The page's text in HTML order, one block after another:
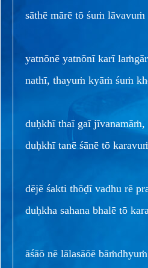
sāthē mārē tō śuṁ
yatnōnē yatnōnī karī
nathī, thayuṁ kyāṁ śuṁ
duḥkhī thaī gaī jīvanamāṁ,
duḥkhī tanē śānē tō
dējē śakti thōḍī vadhu rē
duḥkha sahana bhalē tō
āśāō nē lālasāōē